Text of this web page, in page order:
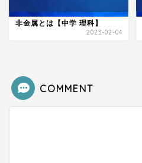
非金属とは【中学 理科】
2023-02-04
COMMENT